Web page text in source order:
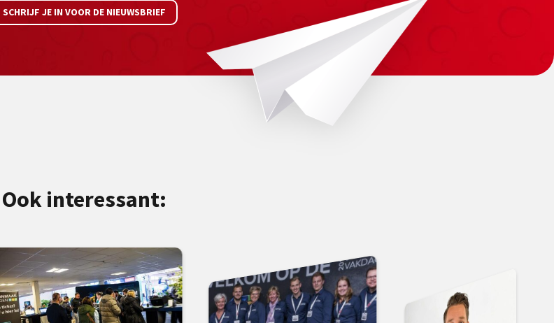
SCHRIJF JE IN VOOR DE NIEUWSBRIEF
Ook interessant: